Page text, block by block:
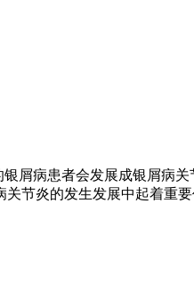
屑病患者会发展成银屑病
节炎的发生发展中起着重要